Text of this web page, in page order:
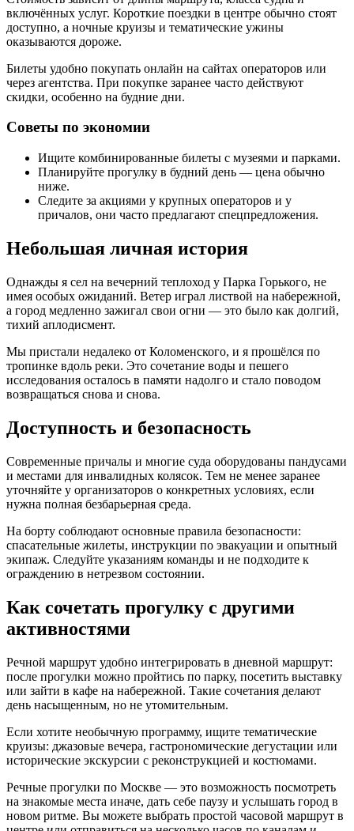
включённых услуг. Короткие поездки в центре обычно стоят
доступно, а ночные круизы и тематические ужины
оказываются дороже.
Билеты удобно покупать онлайн на сайтах операторов или
через агентства. При покупке заранее часто действуют
скидки, особенно на будние дни.
Советы по экономии
Ищите комбинированные билеты с музеями и парками.
Планируйте прогулку в будний день — цена обычно
ниже.
Следите за акциями у крупных операторов и у
причалов, они часто предлагают спецпредложения.
Небольшая личная история
Однажды я сел на вечерний теплоход у Парка Горького, не
имея особых ожиданий. Ветер играл листвой на набережной,
а город медленно зажигал свои огни — это было как долгий,
тихий аплодисмент.
Мы пристали недалеко от Коломенского, и я прошёлся по
тропинке вдоль реки. Это сочетание воды и пешего
исследования осталось в памяти надолго и стало поводом
возвращаться снова и снова.
Доступность и безопасность
Современные причалы и многие суда оборудованы пандусами
и местами для инвалидных колясок. Тем не менее заранее
уточняйте у организаторов о конкретных условиях, если
нужна полная безбарьерная среда.
На борту соблюдают основные правила безопасности:
спасательные жилеты, инструкции по эвакуации и опытный
экипаж. Следуйте указаниям команды и не подходите к
ограждению в нетрезвом состоянии.
Как сочетать прогулку с другими
активностями
Речной маршрут удобно интегрировать в дневной маршрут:
после прогулки можно пройтись по парку, посетить выставку
или зайти в кафе на набережной. Такие сочетания делают
день насыщенным, но не утомительным.
Если хотите необычную программу, ищите тематические
круизы: джазовые вечера, гастрономические дегустации или
исторические экскурсии с реконструкцией и костюмами.
Речные прогулки по Москве — это возможность посмотреть
на знакомые места иначе, дать себе паузу и услышать город в
новом ритме. Вы можете выбрать простой часовой маршрут в